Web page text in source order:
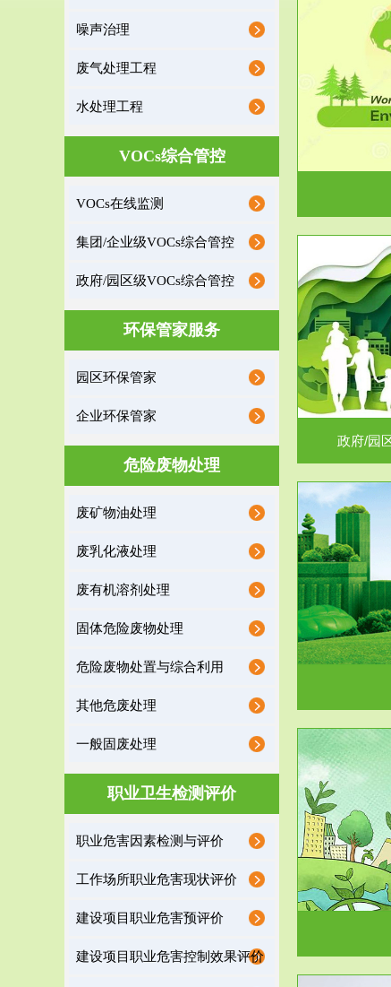
噪声治理
废气处理工程
水处理工程
VOCs综合管控
VOCs在线监测
集团/企业级VOCs综合管控
政府/园区级VOCs综合管控
环保管家服务
园区环保管家
企业环保管家
危险废物处理
废矿物油处理
废乳化液处理
废有机溶剂处理
固体危险废物处理
危险废物处置与综合利用
其他危废处理
一般固废处理
职业卫生检测评价
职业危害因素检测与评价
工作场所职业危害现状评价
建设项目职业危害预评价
建设项目职业危害控制效果评价
收监管的重要辅助...
根据《重点
政府/园区级VOCs综合管控服务
根据《石化行业挥发性有机物综合整治方案》文
政府/园
受政府或企
服务范围
噪声治理
服务范围
园区环保管家
保护作用促进供给侧结...
排污许可证